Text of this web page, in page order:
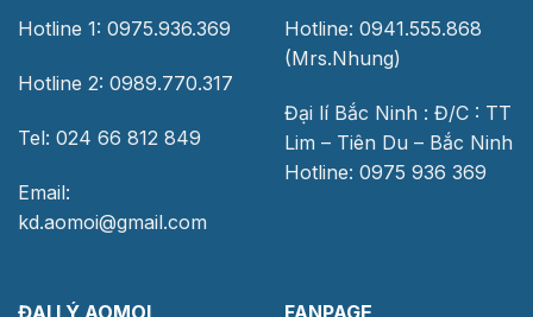
Hotline 1: 0975.936.369
Hotline 2: 0989.770.317
Tel: 024 66 812 849
Email:
kd.aomoi@gmail.com
Hotline: 0941.555.868
(Mrs.Nhung)
Đại lí Bắc Ninh : Đ/C : TT
Lim – Tiên Du – Bắc Ninh
Hotline: 0975 936 369
ĐẠI LÝ AOMOI FANPAGE